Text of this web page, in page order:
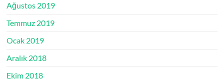
Ağustos 2019
Temmuz 2019
Ocak 2019
Aralık 2018
Ekim 2018